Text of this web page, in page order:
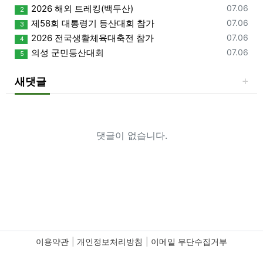
등록일
07.06
2 2026 해외 트레킹(백두산)
등록일
07.06
3 제58회 대통령기 등산대회 참가
등록일
07.06
4 2026 전국생활체육대축전 참가
등록일
07.06
5 의성 군민등산대회
새댓글
댓글이 없습니다.
이용약관 개인정보처리방침 이메일 무단수집거부